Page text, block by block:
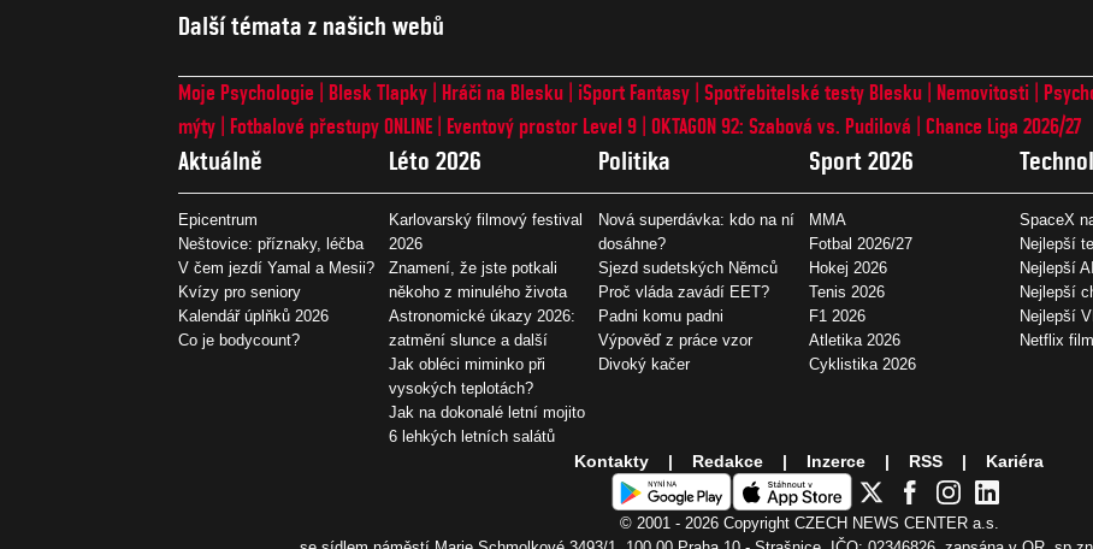
Další témata z našich webů
Moje Psychologie Blesk Tlapky Hráči na Blesku iSport Fantasy Spotřebitelské testy Blesku Nemovitosti
mýty
Fotbalové přestupy ONLINE Eventový prostor Level 9 OKTAGON 92: Szabová vs. Pudilová Chance Liga 2026/27
Aktuálně
Epicentrum
Neštovice: příznaky, léčba
V čem jezdí Yamal a Mesii?
Kvízy pro seniory
Kalendář úplňků 2026
Co je bodycount?
Léto 2026
Karlovarský filmový festival
2026
Znamení, že jste potkali
někoho z minulého života
Astronomické úkazy 2026:
zatmění slunce a další
Jak obléci miminko při
vysokých teplotách?
Jak na dokonalé letní mojito
6 lehkých letních salátů
Politika
Nová superdávka: kdo na ní
dosáhne?
Sjezd sudetských Němců
Proč vláda zavádí EET?
Padni komu padni
Výpověď z práce vzor
Divoký kačer
Sport 2026
MMA
Fotbal 2026/27
Hokej 2026
Tenis 2026
F1 2026
Atletika 2026
Cyklistika 2026
SpaceX
Nejlepší
Nejlepší
Nejlepší
Nejlepší
Netflix
Kontakty Redakce Inzerce RSS Kariéra
© 2001 - 2026 Copyright CZECH NEWS CENTER a.s.